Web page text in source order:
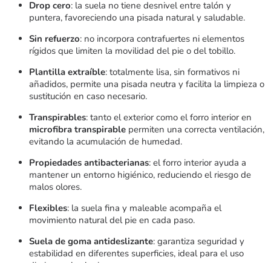
Drop cero: la suela no tiene desnivel entre talón y
puntera, favoreciendo una pisada natural y saludable.
Sin refuerzo: no incorpora contrafuertes ni elementos
rígidos que limiten la movilidad del pie o del tobillo.
Plantilla extraíble: totalmente lisa, sin formativos ni
añadidos, permite una pisada neutra y facilita la limpieza o
sustitución en caso necesario.
Transpirables: tanto el exterior como el forro interior en
microfibra transpirable permiten una correcta ventilación,
evitando la acumulación de humedad.
Propiedades antibacterianas: el forro interior ayuda a
mantener un entorno higiénico, reduciendo el riesgo de
malos olores.
Flexibles: la suela fina y maleable acompaña el
movimiento natural del pie en cada paso.
Suela de goma antideslizante: garantiza seguridad y
estabilidad en diferentes superficies, ideal para el uso